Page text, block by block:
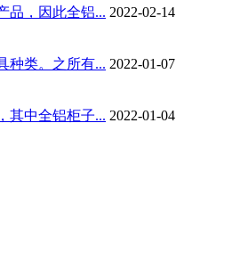
品，因此全铝... 2022-02-14
种类。之所有... 2022-01-07
其中全铝柜子... 2022-01-04